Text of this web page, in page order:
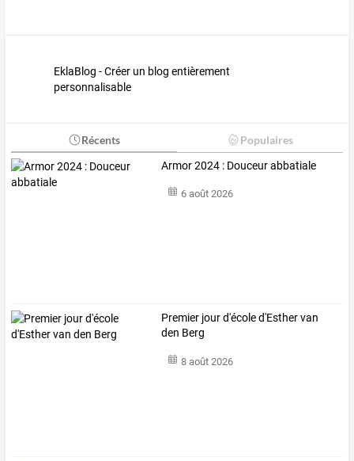
EklaBlog - Créer un blog entièrement
personnalisable
Récents Populaires
Armor 2024 : Douceur abbatiale
6 août 2026
Premier jour d'école d'Esther van
den Berg
8 août 2026